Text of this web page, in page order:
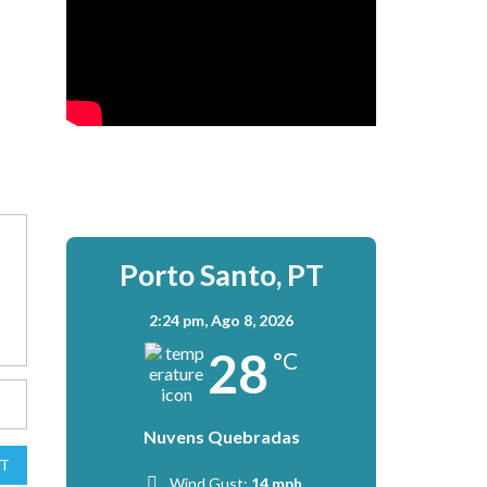
Porto Santo, PT
2:24 pm,Ago 8, 2026
28 °C
Nuvens Quebradas
Wind Gust: 14 mph